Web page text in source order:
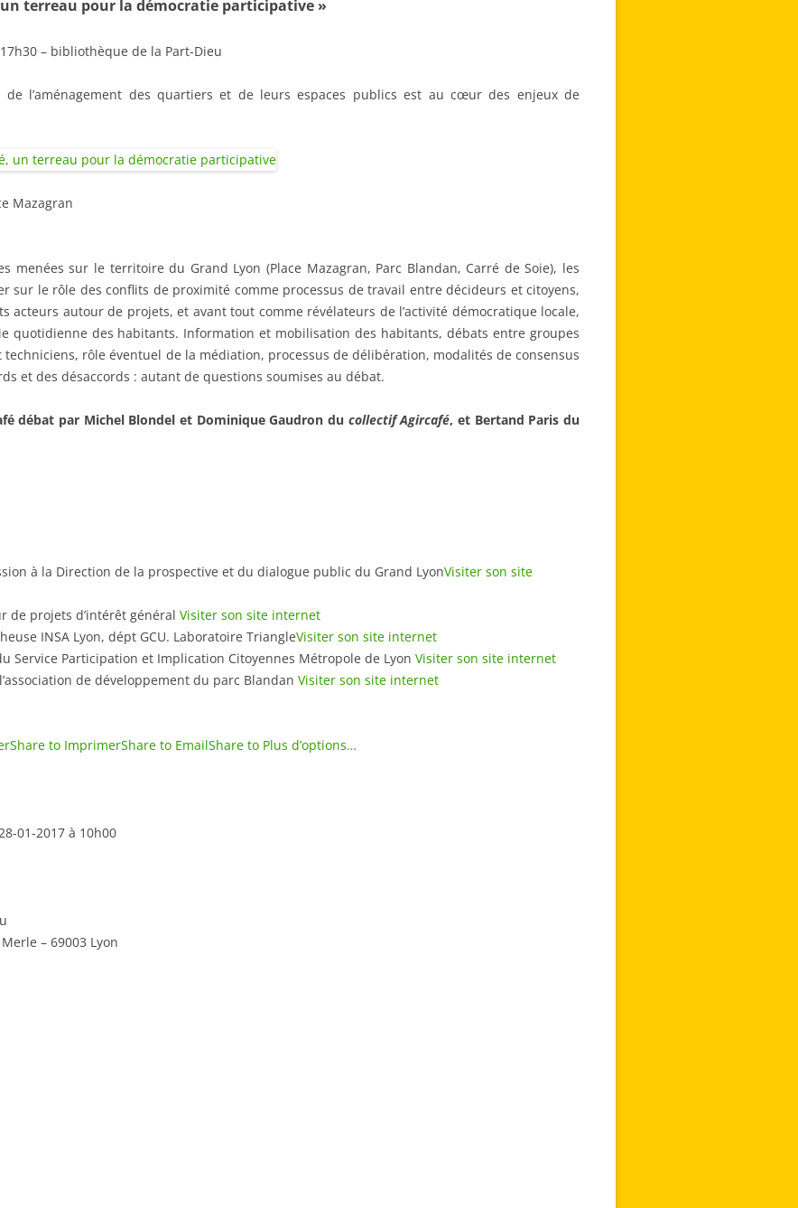
terreau pour la démocratie participative »
– bibliothèque de la Part-Dieu
l’aménagement des quartiers et de leurs espaces publics est au cœur des enjeux de
Mazagran
menées sur le territoire du Grand Lyon (Place Mazagran, Parc Blandan, Carré de Soie), les
sur le rôle des conflits de proximité comme processus de travail entre décideurs et citoyens,
acteurs autour de projets, et avant tout comme révélateurs de l’activité démocratique locale,
quotidienne des habitants. Information et mobilisation des habitants, débats entre groupes
rôle éventuel de la médiation, processus de délibération, modalités de consensus
et des désaccords : autant de questions soumises au débat.
débat par Michel Blondel et Dominique Gaudron du collectif Agircafé, et Bertand Paris du
à la Direction de la prospective et du dialogue public du Grand LyonVisiter son site
de projets d’intérêt général Visiter son site internet
INSA Lyon, dépt GCU. Laboratoire TriangleVisiter son site internet
Service Participation et Implication Citoyennes Métropole de Lyon Visiter son site internet
de développement du parc Blandan Visiter son site internet
Share to ImprimerShare to EmailShare to Plus d’options…
01-2017 à 10h00
– 69003 Lyon